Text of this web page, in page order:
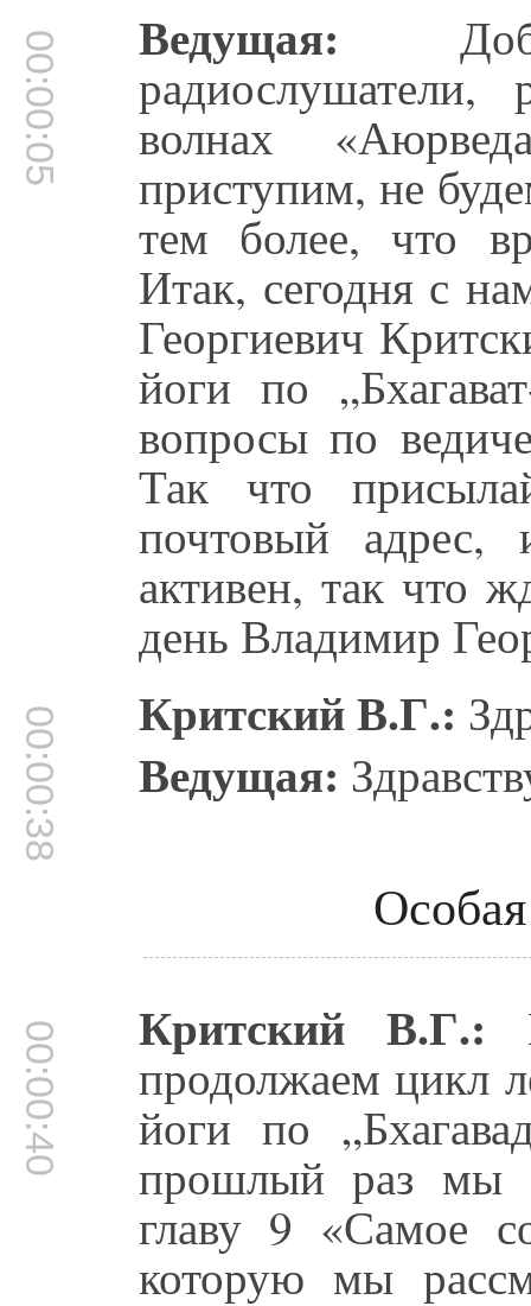
00:00:05 Ведущая:
радиослушатели,
волнах
приступим, не
тем более, что
Итак, сегодня с
Георгиевич
йоги по
вопросы по
Так что
почтовый
активен, так что
день Владимир
00:00:38 Критский В.Г.:
Ведущая:
00:00:40 Критский В.Г.:
продолжаем цикл
йоги по
прошлый раз мы
главу 9 «Самое
которую мы